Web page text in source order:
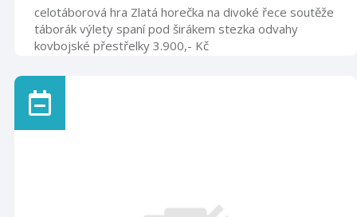
celotáborová hra Zlatá horečka na divoké řece soutěže
táborák výlety spaní pod širákem stezka odvahy
kovbojské přestřelky 3.900,- Kč